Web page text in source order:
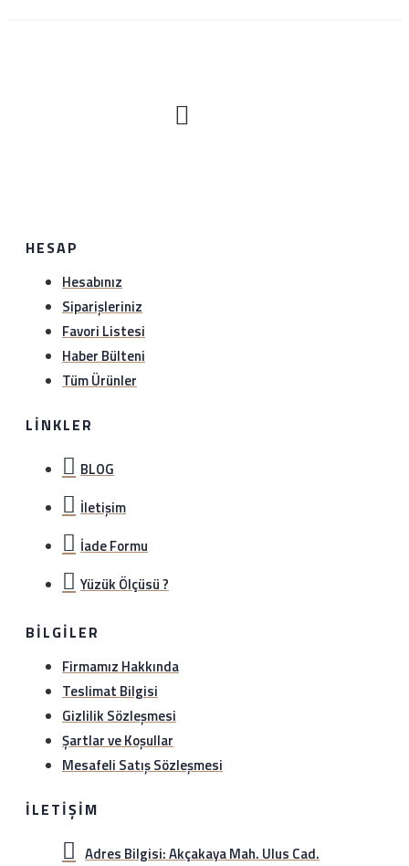
888 8897) veya whatsapp hattımıza (0534 888 8897)
bilgi verebilirsiniz..
HESAP
Hesabınız
Siparişleriniz
Favori Listesi
Haber Bülteni
Tüm Ürünler
LINKLER
BLOG
İletişim
İade Formu
Yüzük Ölçüsü ?
BILGILER
Firmamız Hakkında
Teslimat Bilgisi
Gizlilik Sözleşmesi
Şartlar ve Koşullar
Mesafeli Satış Sözleşmesi
İLETIŞIM
Adres Bilgisi: Akçakaya Mah. Ulus Cad.